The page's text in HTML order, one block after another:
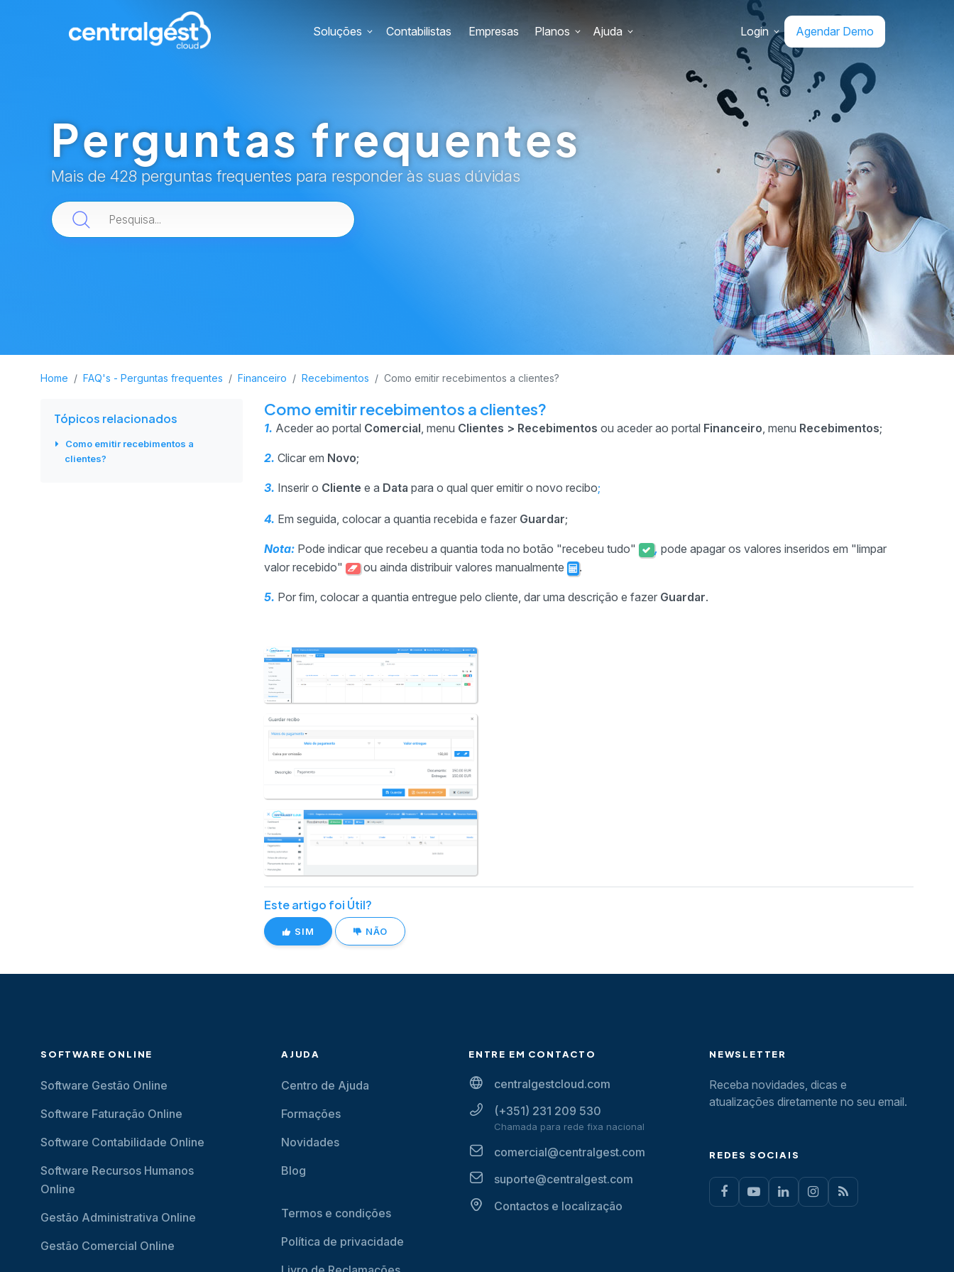
Soluções Contabilistas Empresas Planos Ajuda Login Agendar Demo
Perguntas frequentes
Mais de 428 perguntas frequentes para responder às suas dúvidas
Home FAQ's - Perguntas frequentes Financeiro Recebimentos Como emitir recebimentos a clientes?
Tópicos relacionados
Como emitir recebimentos a
clientes?
Como emitir recebimentos a clientes?
1. Aceder ao portal Comercial, menu Clientes > Recebimentos ou aceder ao portal Financeiro, menu Recebimentos;
2. Clicar em Novo;
3. Inserir o Cliente e a Data para o qual quer emitir o novo recibo;
4. Em seguida, colocar a quantia recebida e fazer Guardar;
Nota: Pode indicar que recebeu a quantia toda no botão "recebeu tudo" , pode apagar os valores inseridos em "limpar
valor recebido"
ou ainda distribuir valores manualmente .
5. Por fim, colocar a quantia entregue pelo cliente, dar uma descrição e fazer Guardar.
Este artigo foi Útil?
SIM NÃO
SOFTWARE ONLINE
Software Gestão Online
Software Faturação Online
Software Contabilidade Online
Software Recursos Humanos
Online
Gestão Administrativa Online
Gestão Comercial Online
AJUDA
Centro de Ajuda
Formações
Novidades
Blog
Termos e condições
Política de privacidade
ENTRE EM CONTACTO
centralgestcloud.com
(+351) 231 209 530
Chamada para rede fixa nacional
comercial@centralgest.com
suporte@centralgest.com
Contactos e localização
NEWSLETTER
Receba novidades, dicas e
atualizações diretamente no seu email.
REDES SOCIAIS